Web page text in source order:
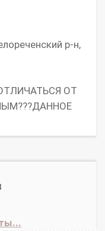
р-н,
ОТ